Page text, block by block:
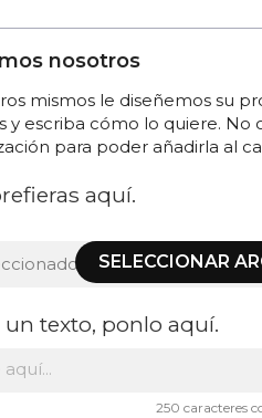
nosotros
mismos le diseñemos su
y escriba cómo lo quiere. No
para poder añadirla al
aquí.
SELECCIONAR
texto, ponlo aquí.
250 caracteres